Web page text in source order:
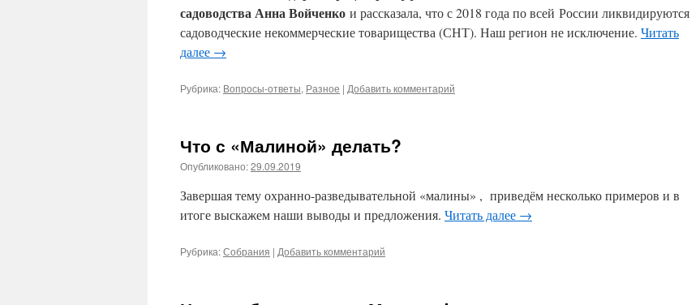
садоводства Анна Войченко и рассказала, что с 2018 года по всей России ликвидируются
садоводческие некоммерческие товарищества (СНТ). Наш регион не исключение. Читать
далее →
Рубрика: Вопросы-ответы, Разное | Добавить комментарий
Что с «Малиной» делать?
Опубликовано:29.09.2019
Завершая тему охранно-разведывательной «малины» , приведём несколько примеров и в
итоге выскажем наши выводы и предложения. Читать далее →
Рубрика:Собрания | Добавить комментарий